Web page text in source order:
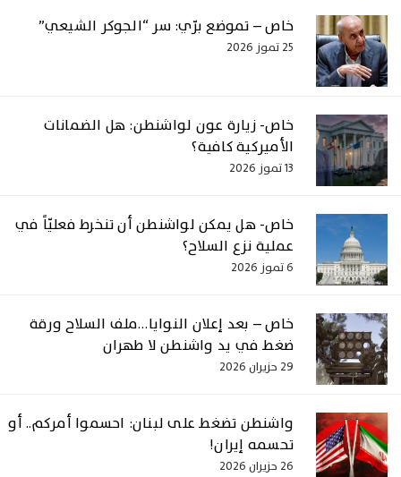
خاص – تموضع برّي: سر “الجوكر الشيعي”
25 تموز 2026
خاص- زيارة عون لواشنطن: هل الضمانات
الأميركية كافية؟
13 تموز 2026
خاص- هل يمكن لواشنطن أن تنخرط فعليّاً في
عملية نزع السلاح؟
6 تموز 2026
خاص – بعد إعلان النوايا…ملف السلاح ورقة
ضغط في يد واشنطن لا طهران
29 حزيران 2026
واشنطن تضغط على لبنان: احسموا أمركم.. أو
تحسمه إيران!
26 حزيران 2026